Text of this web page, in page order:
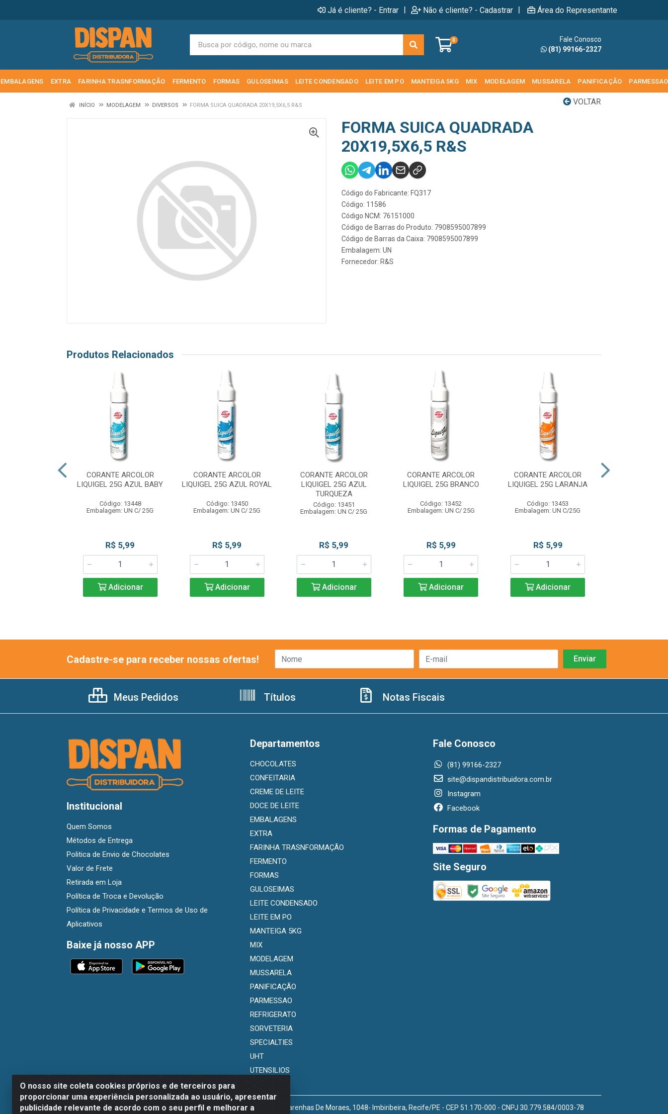
Já é cliente? - Entrar | Não é cliente? - Cadastrar | Área do Representante
0
Fale Conosco
(81) 99166-2327
EMBALAGENS EXTRA FARINHA TRASNFORMAÇÃO FERMENTO FORMAS GULOSEIMAS LEITE CONDENSADO LEITE EM PO MANTEIGA 5KG MIX MODELAGEM MUSSARELA PANIFICAÇÃO PARMESSAO
VOLTAR
INÍCIO MODELAGEM DIVERSOS FORMA SUICA QUADRADA 20X19,5X6,5 R&S
FORMA SUICA QUADRADA
20X19,5X6,5 R&S
Código do Fabricante: FQ317
Código: 11586
Código NCM: 76151000
Código de Barras do Produto: 7908595007899
Código de Barras da Caixa: 7908595007899
Embalagem: UN
Fornecedor: R&S
Produtos Relacionados
CORANTE ARCOLOR
LIQUIGEL 25G AZUL BABY
Código: 13448
Embalagem: UN C/ 25G
R$ 5,99
Adicionar
CORANTE ARCOLOR
LIQUIGEL 25G AZUL ROYAL
Código: 13450
Embalagem: UN C/ 25G
R$ 5,99
Adicionar
CORANTE ARCOLOR
LIQUIGEL 25G AZUL
TURQUEZA
Código: 13451
Embalagem: UN C/ 25G
R$ 5,99
Adicionar
CORANTE ARCOLOR
LIQUIGEL 25G BRANCO
Código: 13452
Embalagem: UN C/ 25G
R$ 5,99
Adicionar
CORANTE ARCOLOR
LIQUIGEL 25G LARANJA
Código: 13453
Embalagem: UN C/25G
R$ 5,99
Adicionar
O nosso site coleta cookies próprios e de terceiros para
proporcionar uma experiência personalizada ao usuário, apresentar
publicidade relevante de acordo com o seu perfil e melhorar a
Cadastre-se para receber nossas ofertas!
Meus Pedidos Títulos Notas Fiscais
Institucional
Quem Somos
Métodos de Entrega
Politica de Envio de Chocolates
Valor de Frete
Retirada em Loja
Política de Troca e Devolução
Política de Privacidade e Termos de Uso de
Aplicativos
Baixe já nosso APP
Departamentos
CHOCOLATES
CONFEITARIA
CREME DE LEITE
DOCE DE LEITE
EMBALAGENS
EXTRA
FARINHA TRASNFORMAÇÃO
FERMENTO
FORMAS
GULOSEIMAS
LEITE CONDENSADO
LEITE EM PO
MANTEIGA 5KG
MIX
MODELAGEM
MUSSARELA
PANIFICAÇÃO
PARMESSAO
REFRIGERATO
SORVETERIA
SPECIALTIES
UHT
UTENSILIOS
Fale Conosco
(81) 99166-2327
site@dispandistribuidora.com.br
Instagram
Facebook
Formas de Pagamento
Site Seguro
Dispan Distribuidora de Alimentos LTDA - Avenida Marechal Mascarenhas De Moraes, 1048- Imbiribeira, Recife/PE - CEP 51.170-000 - CNPJ 30.779.584/0003-78